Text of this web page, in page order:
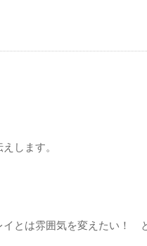
します。
イとは雰囲気を変えたい！